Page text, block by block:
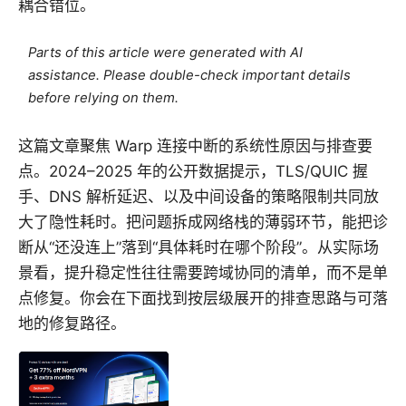
耦合错位。
Parts of this article were generated with AI
assistance. Please double-check important details
before relying on them.
这篇文章聚焦 Warp 连接中断的系统性原因与排查要
点。2024–2025 年的公开数据提示，TLS/QUIC 握
手、DNS 解析延迟、以及中间设备的策略限制共同放
大了隐性耗时。把问题拆成网络栈的薄弱环节，能把诊
断从“还没连上”落到“具体耗时在哪个阶段”。从实际场
景看，提升稳定性往往需要跨域协同的清单，而不是单
点修复。你会在下面找到按层级展开的排查思路与可落
地的修复路径。